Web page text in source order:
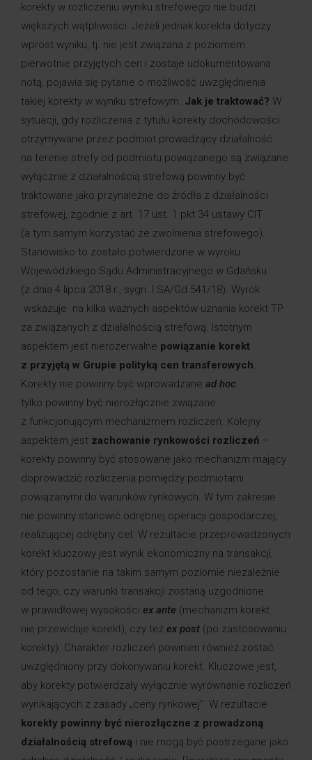
korekty w rozliczeniu wyniku strefowego nie budzi
większych wątpliwości. Jeżeli jednak korekta dotyczy
wprost wyniku, tj. nie jest związana z poziomem
pierwotnie przyjętych cen i zostaje udokumentowana
notą, pojawia się pytanie o możliwość uwzględnienia
takiej korekty w wyniku strefowym. Jak je traktować? W
sytuacji, gdy rozliczenia z tytułu korekty dochodowości
otrzymywane przez podmiot prowadzący działalność
na terenie strefy od podmiotu powiązanego są związane
wyłącznie z działalnością strefową powinny być
traktowane jako przynależne do źródła z działalności
strefowej, zgodnie z art. 17 ust. 1 pkt 34 ustawy CIT
(a tym samym korzystać ze zwolnienia strefowego).
Stanowisko to zostało potwierdzone w wyroku
Wojewódzkiego Sądu Administracyjnego w Gdańsku
(z dnia 4 lipca 2018 r., sygn. I SA/Gd 541/18). Wyrok
wskazuje na kilka ważnych aspektów uznania korekt TP
za związanych z działalnością strefową. Istotnym
aspektem jest nierozerwalne powiązanie korekt
z przyjętą w Grupie polityką cen transferowych.
Korekty nie powinny być wprowadzane ad hoc
tylko powinny być nierozłącznie związane
z funkcjonującym mechanizmem rozliczeń. Kolejny
aspektem jest zachowanie rynkowości rozliczeń –
korekty powinny być stosowane jako mechanizm mający
doprowadzić rozliczenia pomiędzy podmiotami
powiązanymi do warunków rynkowych. W tym zakresie
nie powinny stanowić odrębnej operacji gospodarczej,
realizującej odrębny cel. W rezultacie przeprowadzonych
korekt kluczowy jest wynik ekonomiczny na transakcji,
który pozostanie na takim samym poziomie niezależnie
od tego, czy warunki transakcji zostaną uzgodnione
w prawidłowej wysokości ex ante (mechanizm korekt
nie przewiduje korekt), czy też ex post (po zastosowaniu
korekty). Charakter rozliczeń powinien również zostać
uwzględniony przy dokonywaniu korekt. Kluczowe jest,
aby korekty potwierdzały wyłącznie wyrównanie rozliczeń
wynikających z zasady „ceny rynkowej”. W rezultacie
korekty powinny być nierozłączne z prowadzoną
działalnością strefową i nie mogą być postrzegane jako